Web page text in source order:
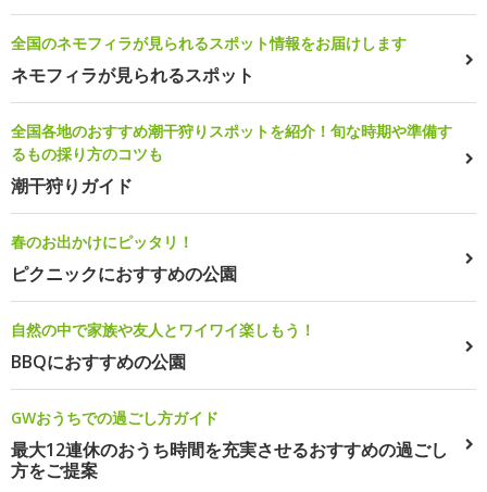
全国のネモフィラが見られるスポット情報をお届けします
ネモフィラが見られるスポット
全国各地のおすすめ潮干狩りスポットを紹介！旬な時期や準備す
るもの採り方のコツも
潮干狩りガイド
春のお出かけにピッタリ！
ピクニックにおすすめの公園
自然の中で家族や友人とワイワイ楽しもう！
BBQにおすすめの公園
GWおうちでの過ごし方ガイド
最大12連休のおうち時間を充実させるおすすめの過ごし
方をご提案